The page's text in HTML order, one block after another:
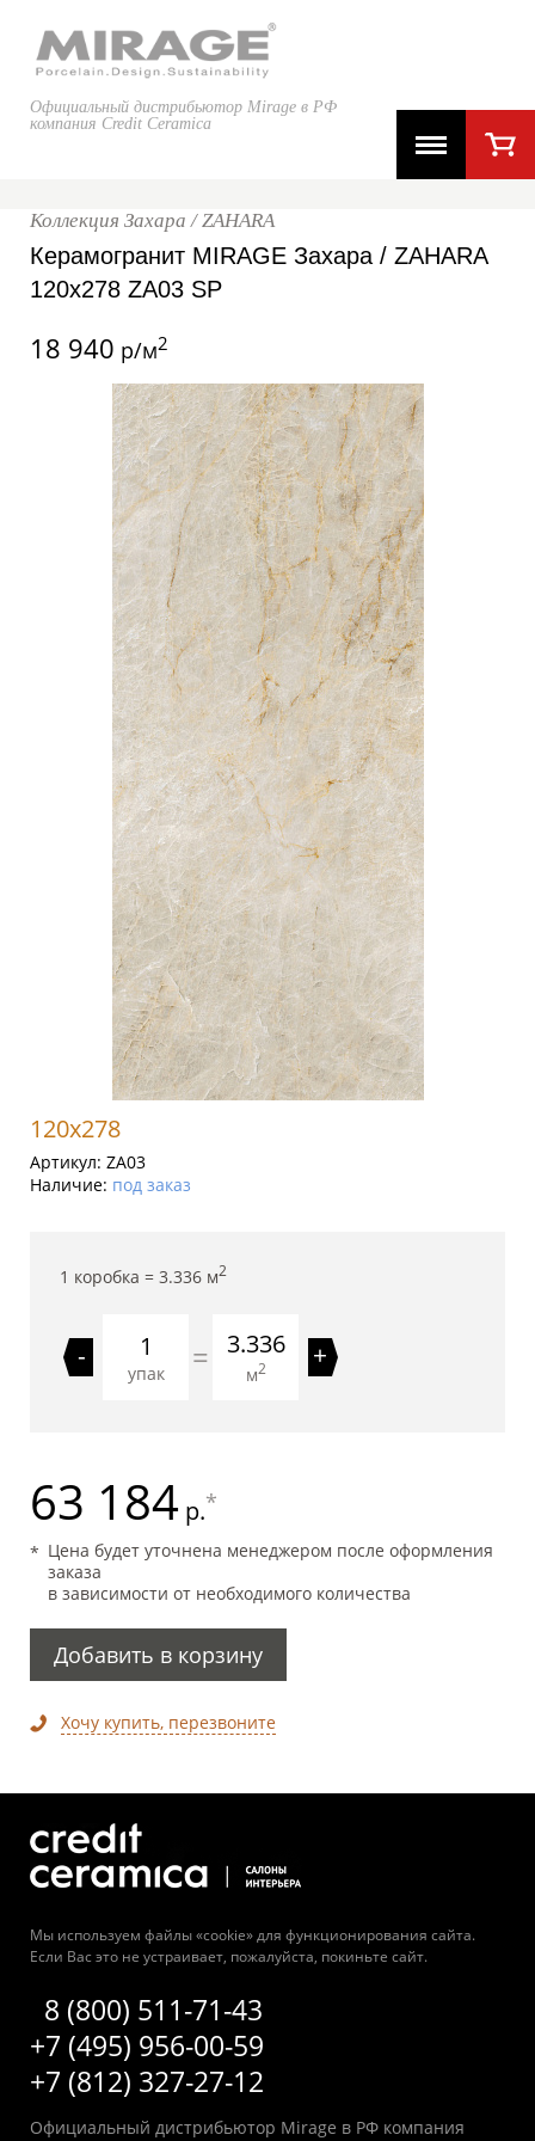
Официальный дистрибьютор Mirage в РФ
компания Credit Ceramica
Коллекция Захара / ZAHARA
Керамогранит MIRAGE Захара / ZAHARA
120x278 ZA03 SP
18 940 р/м2
120x278
Артикул: ZA03
Наличие: под заказ
1 коробка = 3.336 м2
-
упак = 3.336
м2 +
63 184 р.*
Цена будет уточнена менеджером после оформления
заказа
в зависимости от необходимого количества
Добавить в корзину
Хочу купить, перезвоните
Мы используем файлы «cookie» для функционирования сайта.
Если Вас это не устраивает, пожалуйста, покиньте сайт.
8 (800) 511-71-43
+7 (495) 956-00-59
+7 (812) 327-27-12
Официальный дистрибьютор Mirage в РФ компания